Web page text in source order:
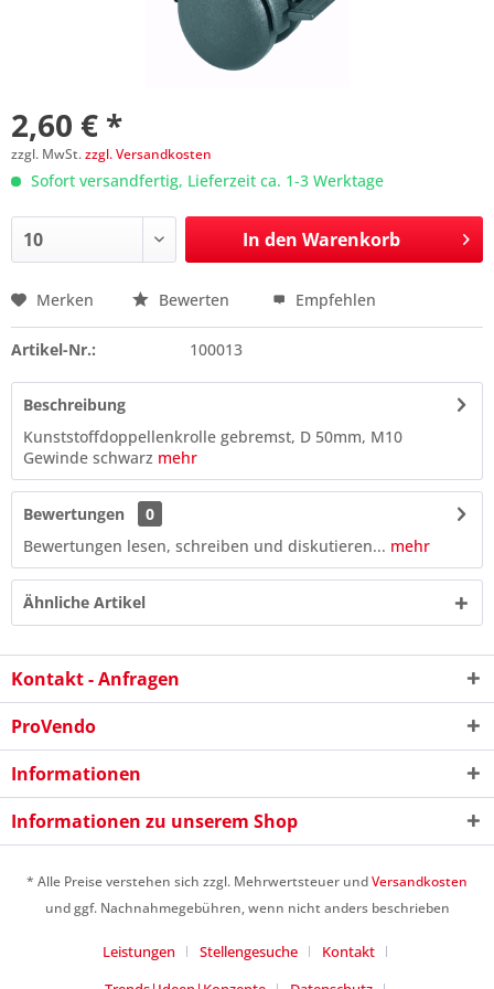
2,60 € *
zzgl. MwSt.zzgl. Versandkosten
Sofort versandfertig, Lieferzeit ca. 1-3 Werktage
In den Warenkorb
Preis anfragen
Merken Bewerten Empfehlen
Artikel-Nr.: 100013
Beschreibung
Kunststoffdoppellenkrolle gebremst, D 50mm, M10
Gewinde schwarz mehr
Bewertungen
0
Bewertungen lesen, schreiben und diskutieren... mehr
Ähnliche Artikel
Kontakt - Anfragen
ProVendo
Informationen
Informationen zu unserem Shop
* Alle Preise verstehen sich zzgl. Mehrwertsteuer undVersandkosten
und ggf. Nachnahmegebühren, wenn nicht anders beschrieben
Leistungen Stellengesuche
Kontakt